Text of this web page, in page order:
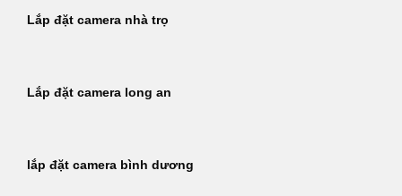
Lắp đặt camera nhà trọ
Lắp đặt camera long an
lắp đặt camera bình dương